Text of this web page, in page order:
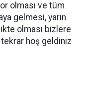
olması ve tüm
gelmesi, yarın
olması bizlere
tekrar hoş geldiniz